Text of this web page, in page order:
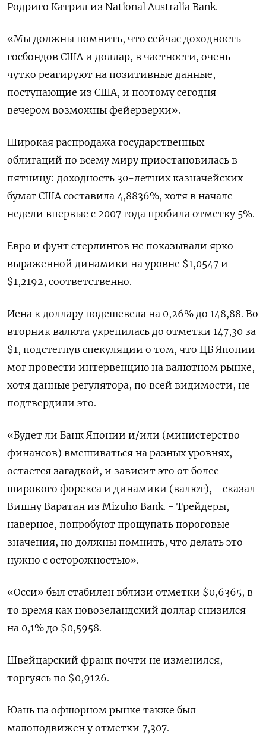
Родриго Катрил из National Australia Bank.
«Мы должны помнить, что сейчас доходность
госбондов США и доллар, в частности, очень
чутко реагируют на позитивные данные,
поступающие из США, и поэтому сегодня
вечером возможны фейерверки».
Широкая распродажа государственных
облигаций по всему миру приостановилась в
пятницу: доходность 30-летних казначейских
бумаг США составила 4,8836%, хотя в начале
недели впервые с 2007 года пробила отметку 5%.
Евро и фунт стерлингов не показывали ярко
выраженной динамики на уровне $1,0547 и
$1,2192, соответственно.
Иена к доллару подешевела на 0,26%​ до 148,88. Во
вторник валюта укрепилась до отметки 147,30 за
$1, подстегнув спекуляции о том, что ЦБ Японии
мог провести интервенцию на валютном рынке,
хотя данные регулятора, по всей видимости, не
подтвердили это.
«Будет ли Банк Японии и/или (министерство
финансов) вмешиваться на разных уровнях,
остается загадкой, и зависит это от более
широкого форекса и динамики (валют), - сказал
Вишну Варатан из Mizuho Bank. - Трейдеры,
наверное, попробуют прощупать пороговые
значения, но должны помнить, что делать это
нужно с осторожностью».
«Осси» был стабилен вблизи отметки $0,6365​, в
то время как новозеландский доллар снизился
на 0,1% до $0,5958​.
Швейцарский франк почти не изменился,
торгуясь по $0,9126​.
Юань на офшорном рынке также был
малоподвижен у отметки 7,307.